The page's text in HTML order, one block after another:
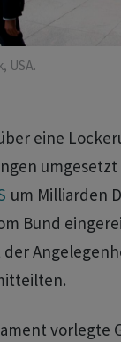
USA.
eine
um Milliarden
Bund